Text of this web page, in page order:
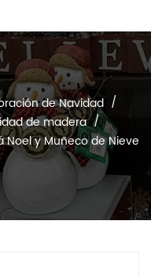
de Navidad /
de madera /
Noel y Muñeco de Nieve